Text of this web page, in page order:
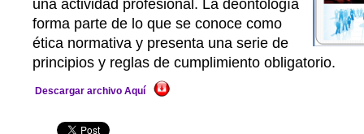
una actividad profesional. La deontología
forma parte de lo que se conoce como
ética normativa y presenta una serie de
principios y reglas de cumplimiento obligatorio.
Descargar archivo Aquí